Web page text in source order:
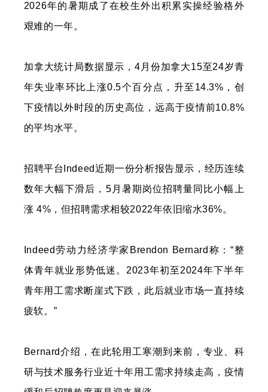
2026年的暑期成了在校生外出积累实操经验格外
艰难的一年。
加拿大统计局数据显示，4月份加拿大15至24岁青
年失业率环比上涨0.5个百分点，升至14.3%，创
下疫情以外时段的历史高位，远高于疫情前10.8%
的平均水平。
招聘平台Indeed近期一份分析报告显示，经历连续
数年大幅下滑后，5月暑期岗位招聘量同比小幅上
涨 4%，但招聘需求相较2022年依旧缩水36%。
Indeed劳动力经济学家Brendon Bernard称：“整
体青年就业形势低迷。2023年初至2024年下半年
青年用工需求断崖式下跌，此后就业市场一直持续
疲软。”
Bernard介绍，在此轮用工寒潮到来前，专业、科
研与技术服务行业近十年用工需求持续走高，疫情